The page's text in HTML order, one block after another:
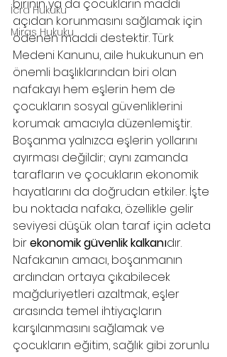
İcra Hukuku
Miras Hukuku
birinin ya da çocukların maddi
açıdan korunmasını sağlamak için
ödenen maddi destektir. Türk
Medeni Kanunu, aile hukukunun en
önemli başlıklarından biri olan
nafakayı hem eşlerin hem de
çocukların sosyal güvenliklerini
korumak amacıyla düzenlemiştir.
Boşanma yalnızca eşlerin yollarını
ayırması değildir; aynı zamanda
tarafların ve çocukların ekonomik
hayatlarını da doğrudan etkiler. İşte
bu noktada nafaka, özellikle gelir
seviyesi düşük olan taraf için adeta
bir ekonomik güvenlik kalkanıdır.
Nafakanın amacı, boşanmanın
ardından ortaya çıkabilecek
mağduriyetleri azaltmak, eşler
arasında temel ihtiyaçların
karşılanmasını sağlamak ve
çocukların eğitim, sağlık gibi zorunlu